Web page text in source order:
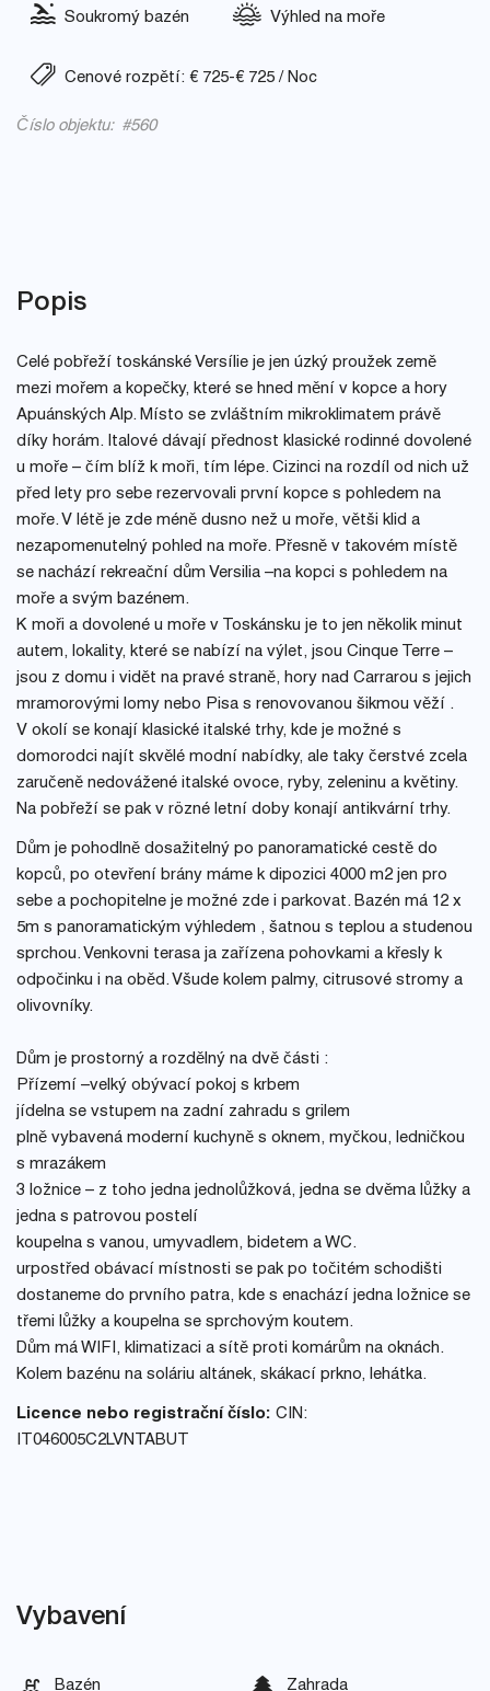
Soukromý bazén Výhled na moře
Cenové rozpětí: € 725-€ 725 / Noc
Číslo objektu: #560
Popis
Celé pobřeží toskánské Versílie je jen úzký proužek země
mezi mořem a kopečky, které se hned mění v kopce a hory
Apuánských Alp. Místo se zvláštním mikroklimatem právě
díky horám. Italové dávají přednost klasické rodinné dovolené
u moře – čím blíž k moři, tím lépe. Cizinci na rozdíl od nich už
před lety pro sebe rezervovali první kopce s pohledem na
moře. V létě je zde méně dusno než u moře, větši klid a
nezapomenutelný pohled na moře. Přesně v takovém místě
se nachází rekreační dům Versilia –na kopci s pohledem na
moře a svým bazénem.
K moři a dovolené u moře v Toskánsku je to jen několik minut
autem, lokality, které se nabízí na výlet, jsou Cinque Terre –
jsou z domu i vidět na pravé straně, hory nad Carrarou s jejich
mramorovými lomy nebo Pisa s renovovanou šikmou věží .
V okolí se konají klasické italské trhy, kde je možné s
domorodci najít skvělé modní nabídky, ale taky čerstvé zcela
zaručeně nedovážené italské ovoce, ryby, zeleninu a květiny.
Na pobřeží se pak v rözné letní doby konají antikvární trhy.
Dům je pohodlně dosažitelný po panoramatické cestě do
kopců, po otevření brány máme k dipozici 4000 m2 jen pro
sebe a pochopitelne je možné zde i parkovat. Bazén má 12 x
5m s panoramatickým výhledem , šatnou s teplou a studenou
sprchou. Venkovni terasa ja zařízena pohovkami a křesly k
odpočinku i na oběd. Všude kolem palmy, citrusové stromy a
olivovníky.
Dům je prostorný a rozdělný na dvě části :
Přízemí –velký obývací pokoj s krbem
jídelna se vstupem na zadní zahradu s grilem
plně vybavená moderní kuchyně s oknem, myčkou, ledničkou
s mrazákem
3 ložnice – z toho jedna jednolůžková, jedna se dvěma lůžky a
jedna s patrovou postelí
koupelna s vanou, umyvadlem, bidetem a WC.
urpostřed obávací místnosti se pak po točitém schodišti
dostaneme do prvního patra, kde s enachází jedna ložnice se
třemi lůžky a koupelna se sprchovým koutem.
Dům má WIFI, klimatizaci a sítě proti komárům na oknách.
Kolem bazénu na soláriu altánek, skákací prkno, lehátka.
Licence nebo registrační číslo: CIN:
IT046005C2LVNTABUT
Vybavení
Bazén Zahrada